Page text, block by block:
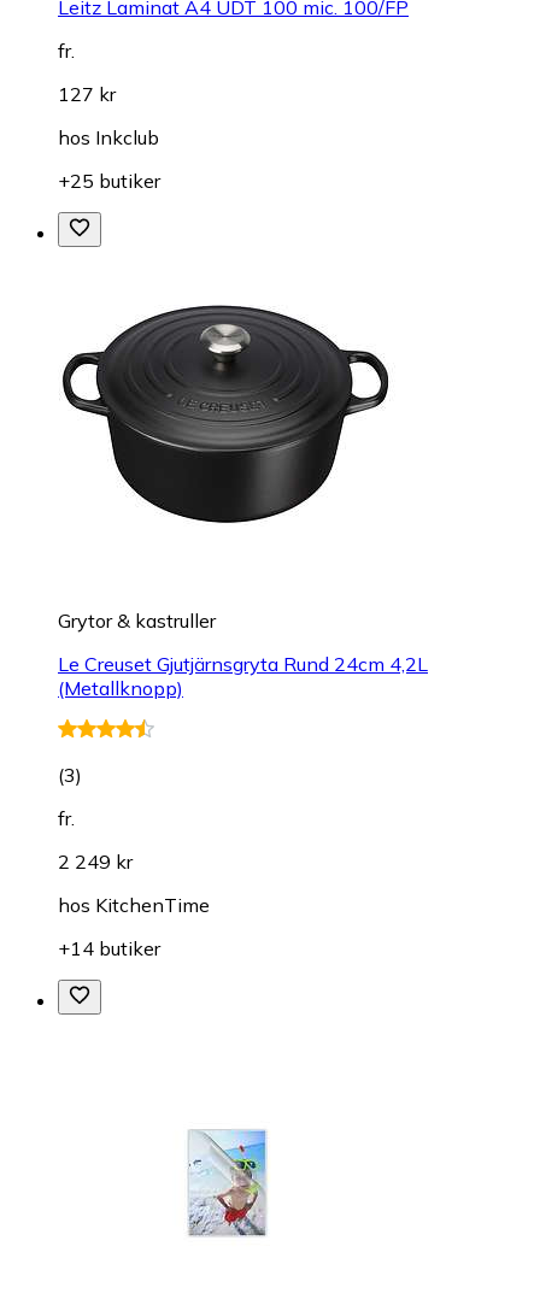
Leitz Laminat A4 UDT 100 mic. 100/FP
fr.
127 kr
hos Inkclub
+25 butiker
Grytor & kastruller
Le Creuset Gjutjärnsgryta Rund 24cm 4,2L
(Metallknopp)
(3)
fr.
2 249 kr
hos KitchenTime
+14 butiker